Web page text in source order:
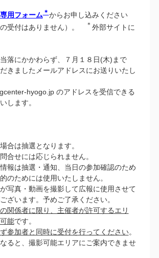
専用フォーム ＊からお申し込みください
の受付はありません）。
＊ 外部サイトに
落にかかわらず、７月１８日(木)まで
きましたメールアドレスにお送りいたし
hyogo.jp のアドレスを受信できる
します。
合は抽選となります。
合せには応じられません。
報は抽選・通知、当日の参加確認のため
のためには使用いたしません。
写真・動画を撮影して広報に使用させて
ざいます。予めご了承ください。
関係者に限り、主催者が許可するエリ
能です。
参加者と同時に受付を行ってください。
ると、撮影可能エリアにご案内できませ